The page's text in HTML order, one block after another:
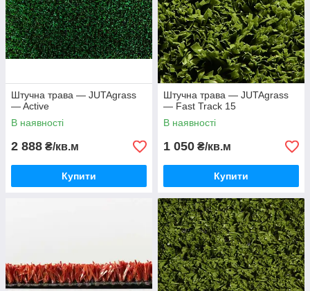
Штучна трава — JUTAgrass
— Active
В наявності
2 888 ₴/кв.м
Купити
Штучна трава — JUTAgrass
— Fast Track 15
В наявності
1 050 ₴/кв.м
Купити